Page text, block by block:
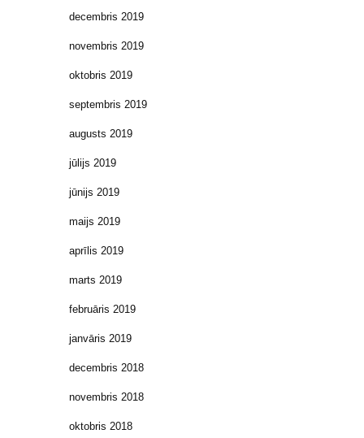
decembris 2019
novembris 2019
oktobris 2019
septembris 2019
augusts 2019
jūlijs 2019
jūnijs 2019
maijs 2019
aprīlis 2019
marts 2019
februāris 2019
janvāris 2019
decembris 2018
novembris 2018
oktobris 2018